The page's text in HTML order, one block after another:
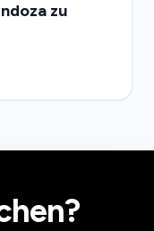
zu